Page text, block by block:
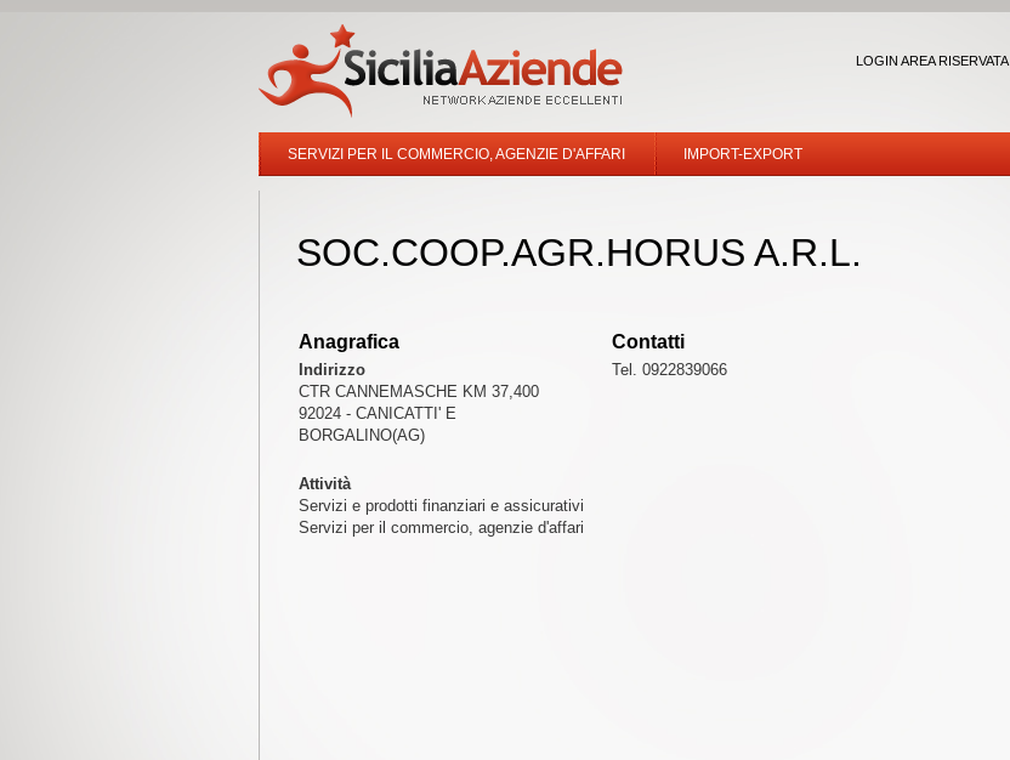
LOGIN AREA RISERVATA
SERVIZI PER IL COMMERCIO, AGENZIE D'AFFARI IMPORT-EXPORT
SOC.COOP.AGR.HORUS A.R.L.
Anagrafica
Indirizzo
CTR CANNEMASCHE KM 37,400
92024 - CANICATTI' E
BORGALINO(AG)
Contatti
Tel. 0922839066
Attività
Servizi e prodotti finanziari e assicurativi
Servizi per il commercio, agenzie d'affari